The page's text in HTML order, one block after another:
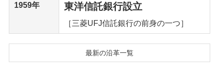
1959年 東洋信託銀行設立
［三菱UFJ信託銀行の前身の一つ］
最新の沿革一覧